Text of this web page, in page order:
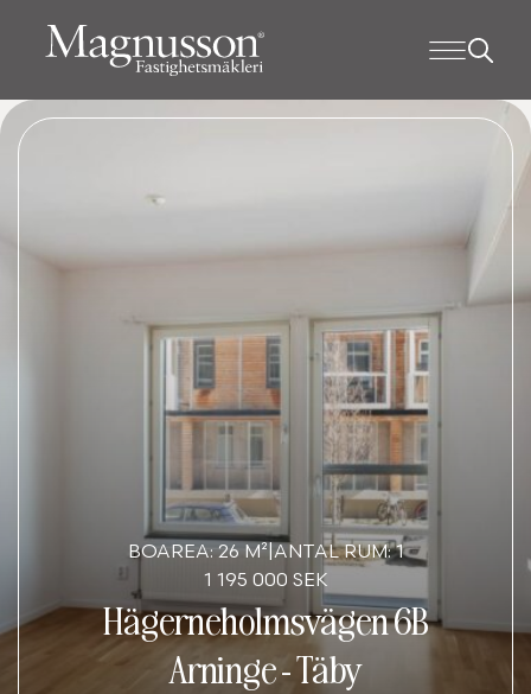
BOAREA: 26 M² ANTAL RUM: 1
1 195 000 SEK
Hägerneholmsvägen 6B
Arninge-Täby